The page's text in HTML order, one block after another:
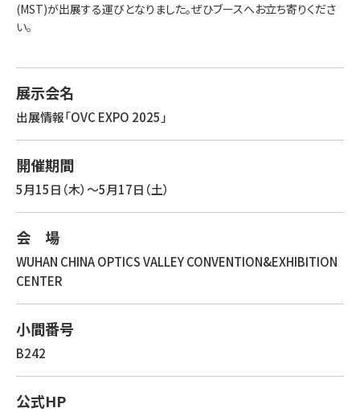
(MST)が出展する運びとなりました。ぜひブースへお立ち寄りくださ
い。
展示会名
出展情報「OVC EXPO 2025 」
開催期間
5月15日（木）～5月17日（土）
会 場
WUHAN CHINA OPTICS VALLEY CONVENTION&EXHIBITION
CENTER
小間番号
B242
公式HP